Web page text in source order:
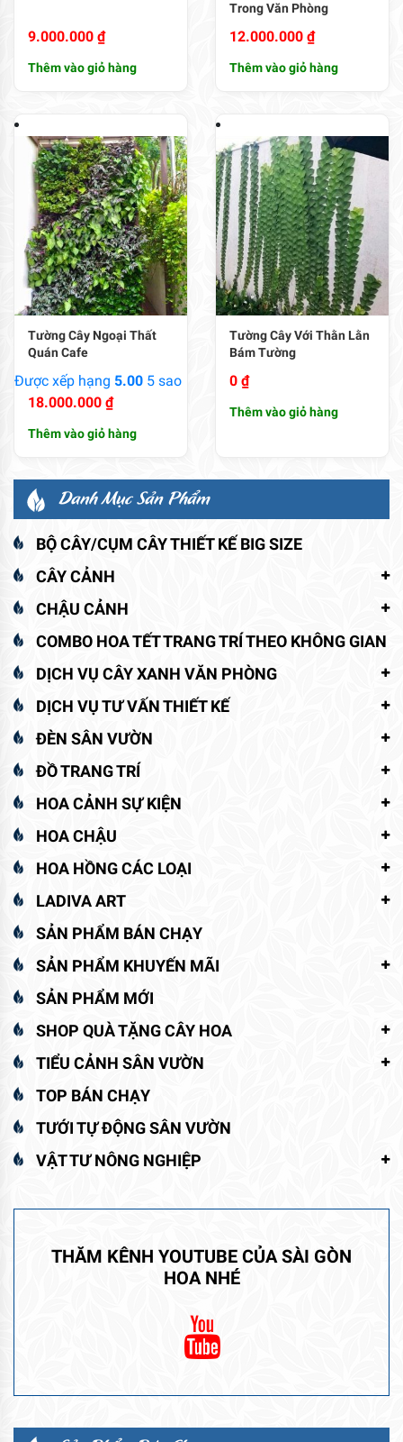
9.000.000 ₫
Thêm vào giỏ hàng
Trong Văn Phòng
12.000.000 ₫
Thêm vào giỏ hàng
Tường Cây Ngoại Thất
Quán Cafe
Được xếp hạng 5.00 5 sao
18.000.000 ₫
Thêm vào giỏ hàng
Tường Cây Với Thằn Lằn
Bám Tường
0 ₫
Thêm vào giỏ hàng
Danh Mục Sản Phẩm
BỘ CÂY/CỤM CÂY THIẾT KẾ BIG SIZE
CÂY CẢNH
CHẬU CẢNH
COMBO HOA TẾT TRANG TRÍ THEO KHÔNG GIAN
DỊCH VỤ CÂY XANH VĂN PHÒNG
DỊCH VỤ TƯ VẤN THIẾT KẾ
ĐÈN SÂN VƯỜN
ĐỒ TRANG TRÍ
HOA CẢNH SỰ KIỆN
HOA CHẬU
HOA HỒNG CÁC LOẠI
LADIVA ART
SẢN PHẨM BÁN CHẠY
SẢN PHẨM KHUYẾN MÃI
SẢN PHẨM MỚI
SHOP QUÀ TẶNG CÂY HOA
TIỂU CẢNH SÂN VƯỜN
TOP BÁN CHẠY
TƯỚI TỰ ĐỘNG SÂN VƯỜN
VẬT TƯ NÔNG NGHIỆP
THĂM KÊNH YOUTUBE CỦA SÀI GÒN
HOA NHÉ